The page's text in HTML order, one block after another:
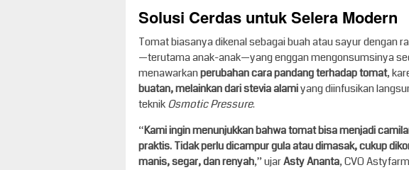
Solusi Cerdas untuk Selera Modern
Tomat biasanya dikenal sebagai buah atau sayur dengan
—terutama anak-anak—yang enggan mengonsumsinya
menawarkanperubahan cara pandang terhadap tomat,
buatan, melainkan dari stevia alamiyang diinfusikan
teknikOsmotic Pressure.
“Kami ingin menunjukkan bahwa tomat bisa menjadi
praktis. Tidak perlu dicampur gula atau dimasak, cukup
manis, segar, dan renyah,” ujarAsty Ananta, CVO